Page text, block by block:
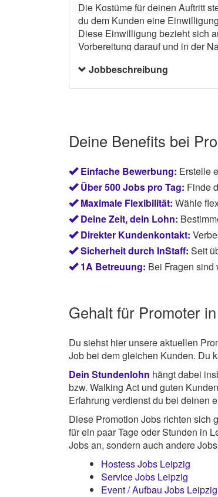
Die Kostüme für deinen Auftritt
du dem Kunden eine
Diese Einwilligung bezieht sich
Vorbereitung darauf und in der
auf eine bearbeitete Version
Videos können zeitlich, räumlich
online (z.B. auf der Homepage
abgegolten. Bitte berechne
Stundenlohn mit ein.
Jobbeschreibung
Deine Benefits bei
Einfache Bewerbung: Erstelle
Über 500 Jobs pro Tag: Finde
Maximale Flexibilität: Wähle
Deine Zeit, dein Lohn:
Direkter Kundenkontakt:
Sicherheit durch InStaff: Seit
1A Betreuung: Bei Fragen sind
Gehalt für Promoter
Du siehst hier unsere aktuellen
Job bei dem gleichen Kunden. Du
Dein Stundenlohn hängt dabei
bzw. Walking Act und guten
Erfahrung verdienst du bei deinen
Diese Promotion Jobs richten sich
für ein paar Tage oder Stunden in
Jobs an, sondern auch andere
Hostess Jobs Leipzig
Service Jobs Leipzig
Event / Aufbau Jobs Leipzig